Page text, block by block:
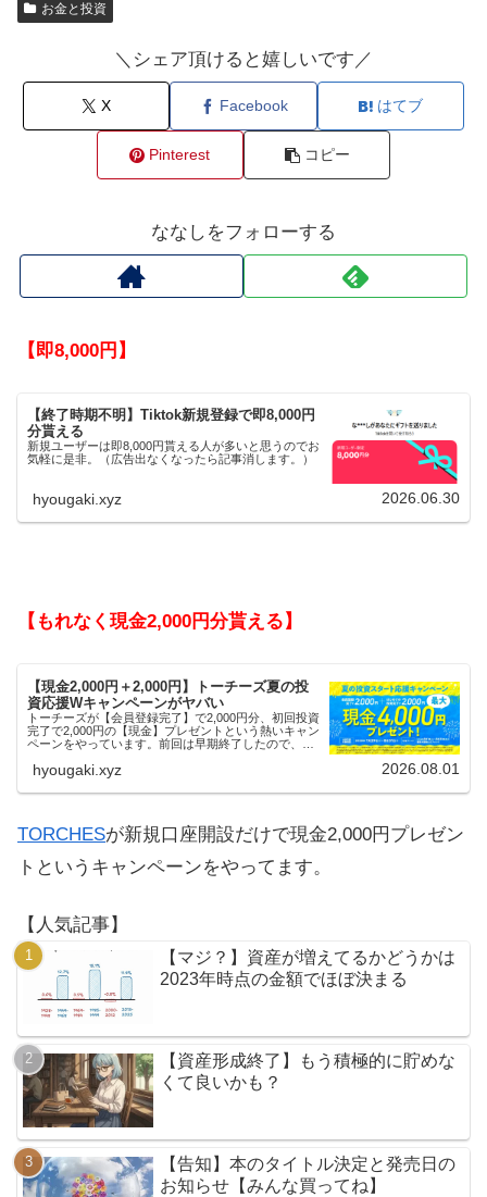
お金と投資
＼シェア頂けると嬉しいです／
X Facebook はてブ
Pinterest コピー
ななしをフォローする
【即8,000円】
【終了時期不明】Tiktok新規登録で即8,000円
分貰える
新規ユーザーは即8,000円貰える人が多いと思うのでお
気軽に是非。（広告出なくなったら記事消します。）
hyougaki.xyz 2026.06.30
【もれなく現金2,000円分貰える】
【現金2,000円＋2,000円】トーチーズ夏の投
資応援Wキャンペーンがヤバい
トーチーズが【会員登録完了】で2,000円分、初回投資
完了で2,000円の【現金】プレゼントという熱いキャン
ペーンをやっています。前回は早期終了したので、使
hyougaki.xyz 2026.08.01
TORCHESが新規口座開設だけで現金2,000円プレゼン
トというキャンペーンをやってます。
【人気記事】
【マジ？】資産が増えてるかどうかは
2023年時点の金額でほぼ決まる
【資産形成終了】もう積極的に貯めな
くて良いかも？
【告知】本のタイトル決定と発売日の
お知らせ【みんな買ってね】